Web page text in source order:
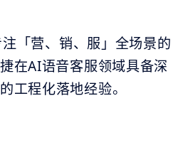
「营、销、服」全场景的
在AI语音客服领域具备深
工程化落地经验。